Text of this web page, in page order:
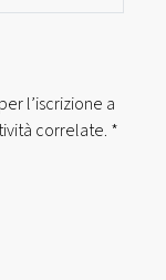
l’iscrizione a
correlate. *